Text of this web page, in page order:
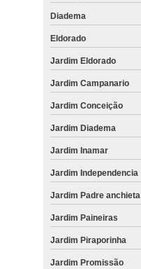
Diadema
Eldorado
Jardim Eldorado
Jardim Campanario
Jardim Conceição
Jardim Diadema
Jardim Inamar
Jardim Independencia
Jardim Padre anchieta
Jardim Paineiras
Jardim Piraporinha
Jardim Promissão